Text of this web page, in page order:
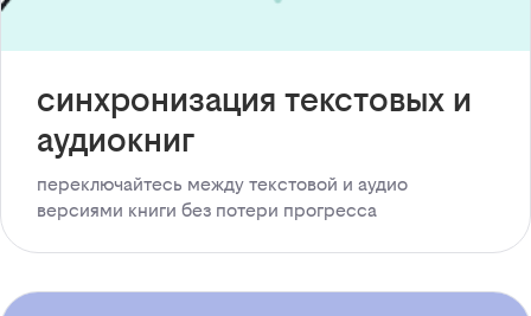
синхронизация текстовых и
аудиокниг
переключайтесь между текстовой и аудио
версиями книги без потери прогресса